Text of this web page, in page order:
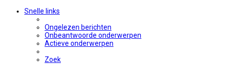
Snelle links
Ongelezen berichten
Onbeantwoorde onderwerpen
Actieve onderwerpen
Zoek